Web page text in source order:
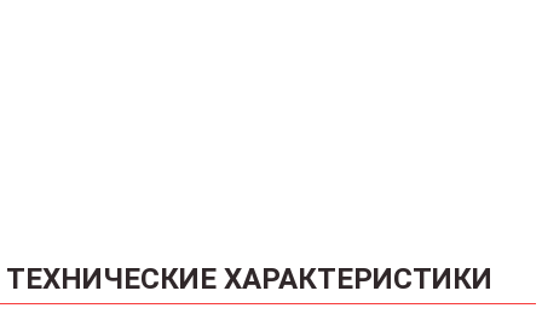
ТЕХНИЧЕСКИЕ ХАРАКТЕРИСТИКИ